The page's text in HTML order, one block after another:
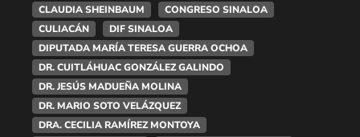
CLAUDIA SHEINBAUM
CONGRESO SINALOA
CULIACÁN
DIF SINALOA
DIPUTADA MARÍA TERESA GUERRA OCHOA
DR. CUITLÁHUAC GONZÁLEZ GALINDO
DR. JESÚS MADUEÑA MOLINA
DR. MARIO SOTO VELÁZQUEZ
DRA. CECILIA RAMÍREZ MONTOYA